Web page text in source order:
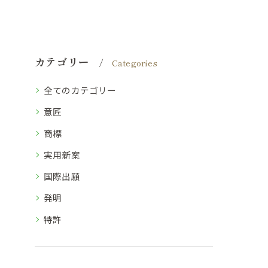
カテゴリー Categories
全てのカテゴリー
意匠
商標
実用新案
国際出願
発明
特許